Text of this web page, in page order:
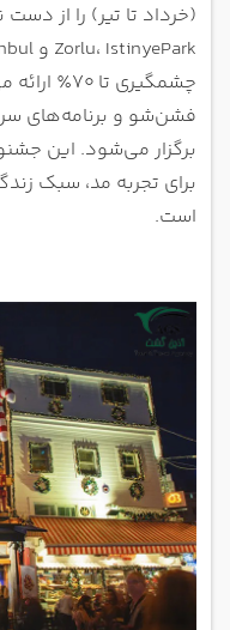
(خرداد تا تیر) را از
چشمگیری
فشن‌شو و برنامه‌های
برگزار می‌شود. این
برای تجربه مد، سبک
است.